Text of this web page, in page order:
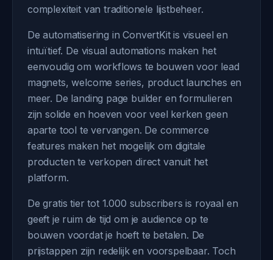
complexiteit van traditionele lijstbeheer.
De automatisering in ConvertKit is visueel en
intuïtief. De visual automations maken het
eenvoudig om workflows te bouwen voor lead
magnets, welcome series, product launches en
meer. De landing page builder en formulieren
zijn solide en hoeven voor veel kerken geen
aparte tool te vervangen. De commerce
features maken het mogelijk om digitale
producten te verkopen direct vanuit het
platform.
De gratis tier tot 1.000 subscribers is royaal en
geeft je ruim de tijd om je audience op te
bouwen voordat je hoeft te betalen. De
prijstappen zijn redelijk en voorspelbaar. Toch